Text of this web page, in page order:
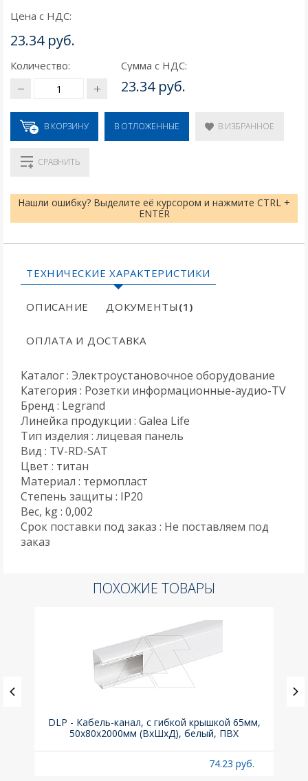
Цена с НДС:
23.34 руб.
Количество: Сумма с НДС:
23.34 руб.
В КОРЗИНУ В ОТЛОЖЕННЫЕ В ИЗБРАННОЕ
СРАВНИТЬ
Нашли ошибку? Выделите её курсором и нажмите CTRL +
ENTER
ТЕХНИЧЕСКИЕ ХАРАКТЕРИСТИКИ
ОПИСАНИЕ ДОКУМЕНТЫ (1)
ОПЛАТА И ДОСТАВКА
Каталог : Электроустановочное оборудование
Категория : Розетки информационные-аудио-TV
Бренд : Legrand
Линейка продукции : Galea Life
Тип изделия : лицевая панель
Вид : TV-RD-SAT
Цвет : титан
Материал : термопласт
Степень защиты : IP20
Вес, kg : 0,002
Срок поставки под заказ : Не поставляем под
заказ
ПОХОЖИЕ ТОВАРЫ
DLP - Кабель-канал, с гибкой крышкой 65мм,
50x80х2000мм (ВхШхД), белый, ПВХ
74.23 руб.